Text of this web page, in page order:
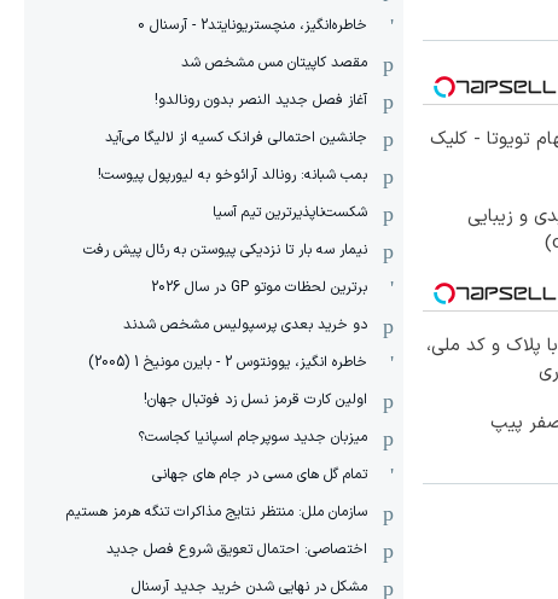
تویوتا - کلیک
و زیبایی
پلاک و کد ملی،
خاطره‌انگیز، منچستریونایتد2 - آرسنال 0
مقصد کاپیتان مس مشخص شد
آغاز فصل جدید النصر بدون رونالدو!
جانشین احتمالی فرانک کسیه از لالیگا می‌آید
بمب شبانه: رونالد آرائوخو به لیورپول پیوست!
شکست‌ناپذیرترین تیم آسیا
نیمار سه بار تا نزدیکی پیوستن به رئال پیش رفت
برترین لحظات موتو GP در سال 2026
دو خرید بعدی پرسپولیس مشخص شدند
خاطره انگیز، یوونتوس 2 - بایرن مونیخ 1 (2005)
اولین کارت قرمز نسل زد فوتبال جهان!
میزبان جدید سوپرجام اسپانیا کجاست؟
تمام گل های مسی در جام های جهانی
سازمان ملل: منتظر نتایج مذاکرات تنگه هرمز هستیم
اختصاصی: احتمال تعویق شروع فصل جدید
مشکل در نهایی شدن خرید جدید آرسنال